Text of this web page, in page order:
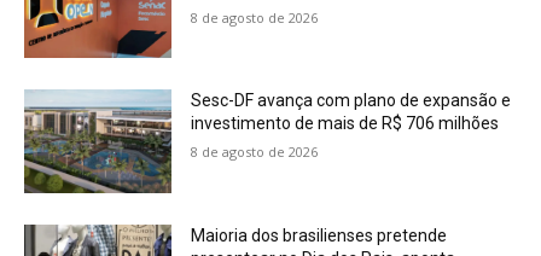
8 de agosto de 2026
Sesc-DF avança com plano de expansão e
investimento de mais de R$ 706 milhões
8 de agosto de 2026
Maioria dos brasilienses pretende